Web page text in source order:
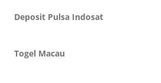
Deposit Pulsa Indosat
Togel Macau